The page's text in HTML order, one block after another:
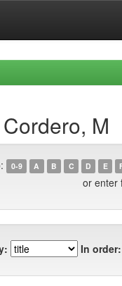
M
0-9 A B C D E
or enter
In order: